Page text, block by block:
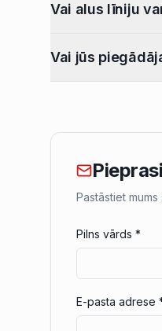
Vai alus līniju
Vai jūs
Pastāstiet
Pilns vārds *
E-pasta adrese